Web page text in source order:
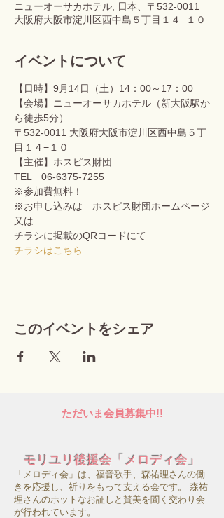
ニューオーサカホテル, 日本、〒532-0011
大阪府大阪市淀川区西中島５丁目１４−１０
イベントについて
【日時】9月14日（土）14：00～17：00
【会場】ニューオーサカホテル（新大阪駅か
ら徒歩5分）
〒532-0011 大阪府大阪市淀川区西中島５丁
目１４−１０
【主催】ホスピス財団
TEL　06-6375-7255
※参加費無料！
※お申し込みは　ホスピス財団ホームページ
又は
チラシに掲載のQRコードにて
チラシはこちら
このイベントをシェア
ただいま会員募集中!!
モリユリ後援会「メロディ会」
「メロディ会」は、福音歌手、森祐理さんの働
きを応援し、祈りをもって支える会です。 森祐
理さんのホットなお証しと賛美を聞く交わり会
が行われています。